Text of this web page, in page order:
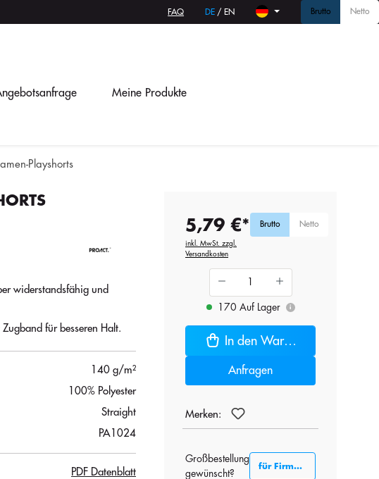
FAQ DE / EN Brutto Netto
Meine Produkte
Playshorts
widerstandsfähig und
für besseren Halt.
140 g/m²
100% Polyester
Straight
PA1024
PDF Datenblatt
5,79 €*
inkl. MwSt. zzgl.
Versandkosten
Brutto Netto
170 Auf Lager i
In den Warenkorb
Anfragen
Merken:
Großbestellung
gewünscht?
für Firmenkunden B2B